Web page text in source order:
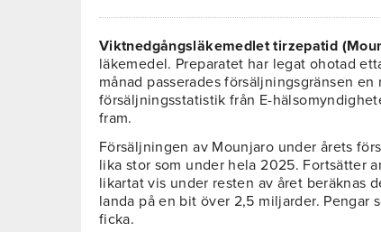
Viktnedgångsläkemedlet tirzepatid
läkemedel. Preparatet har legat ohotad
månad passerades försäljningsgränsen
försäljningsstatistik från E-
fram.
Försäljningen av Mounjaro under årets
lika stor som under hela 2025. Fortsätter
likartat vis under resten av året beräknas
landa på en bit över 2,5 miljarder. Pengar
ficka.